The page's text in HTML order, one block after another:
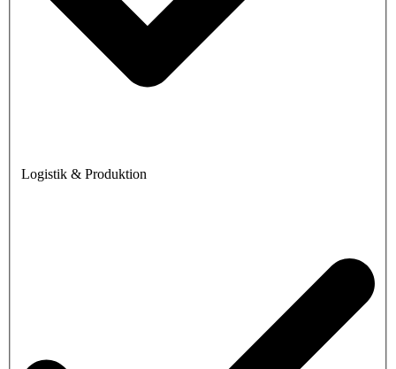
Logistik & Produktion